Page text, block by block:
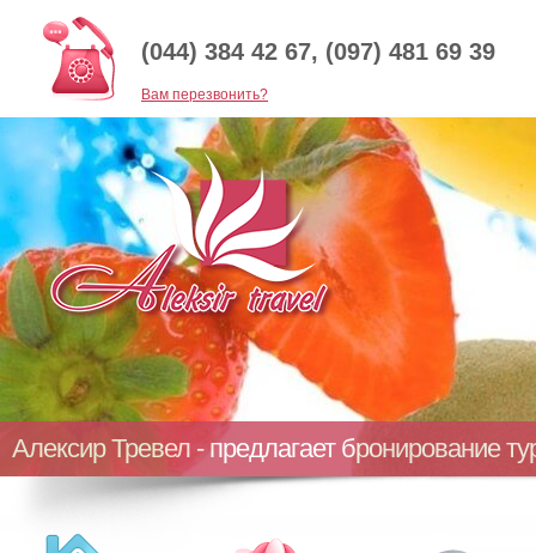
(044) 384 42 67, (097) 481 69 39
Baм перезвонить?
Алексир Тревел - предлагает бронирование